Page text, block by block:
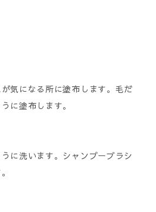
気になる所に塗布します。毛だ
に塗布します。
に洗います。シャンプーブラシ